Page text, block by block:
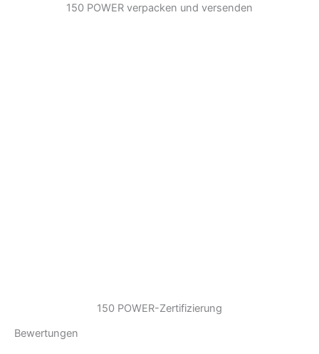
150 POWER verpacken und versenden
150 POWER-Zertifizierung
Bewertungen